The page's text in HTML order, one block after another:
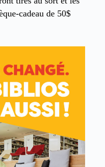
cadeau de 50$